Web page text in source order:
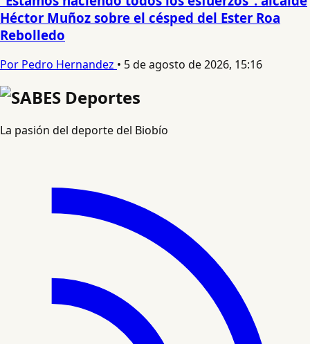
Héctor Muñoz sobre el césped del Ester Roa
Rebolledo
Por Pedro Hernandez • 5 de agosto de 2026, 15:16
La pasión del deporte del Biobío